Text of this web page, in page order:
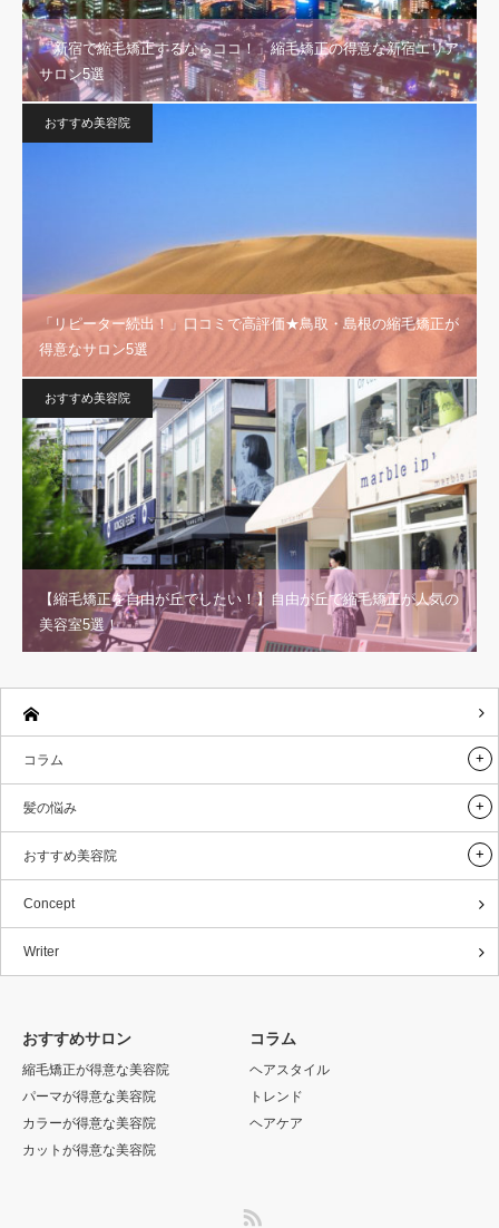
「新宿で縮毛矯正するならココ！」縮毛矯正の得意な新宿エリア
サロン5選
おすすめ美容院
「リピーター続出！」口コミで高評価★鳥取・島根の縮毛矯正が
得意なサロン5選
おすすめ美容院
【縮毛矯正を自由が丘でしたい！】自由が丘で縮毛矯正が人気の
美容室5選！
コラム
髪の悩み
おすすめ美容院
Concept
Writer
おすすめサロン
縮毛矯正が得意な美容院
パーマが得意な美容院
カラーが得意な美容院
カットが得意な美容院
コラム
ヘアスタイル
トレンド
ヘアケア